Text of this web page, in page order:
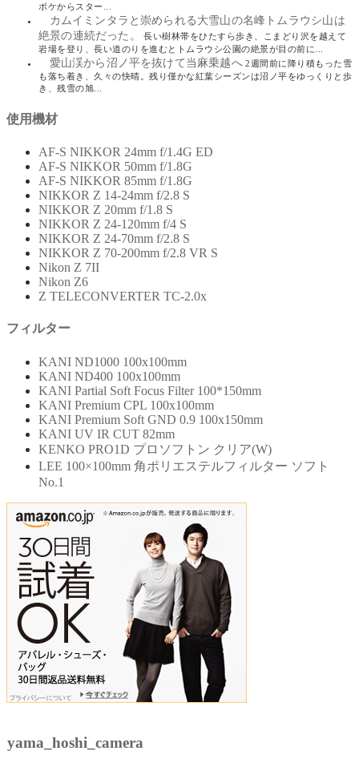
ボケからスター...
カムイミンタラと崇められる大雪山の名峰トムラウシ山は
絶景の連続だった。
長い樹林帯をひたすら歩き、こまどり沢を越えて
岩場を登り、長い道のりを進むとトムラウシ公園の絶景が目の前に...
愛山渓から沼ノ平を抜けて当麻乗越へ 2週間前に降り積もった雪
も落ち着き、久々の快晴。残り僅かな紅葉シーズンは沼ノ平をゆっくりと歩
き、残雪の旭...
使用機材
AF-S NIKKOR 24mm f/1.4G ED
AF-S NIKKOR 50mm f/1.8G
AF-S NIKKOR 85mm f/1.8G
NIKKOR Z 14-24mm f/2.8 S
NIKKOR Z 20mm f/1.8 S
NIKKOR Z 24-120mm f/4 S
NIKKOR Z 24-70mm f/2.8 S
NIKKOR Z 70-200mm f/2.8 VR S
Nikon Z 7II
Nikon Z6
Z TELECONVERTER TC-2.0x
フィルター
KANI ND1000 100x100mm
KANI ND400 100x100mm
KANI Partial Soft Focus Filter 100*150mm
KANI Premium CPL 100x100mm
KANI Premium Soft GND 0.9 100x150mm
KANI UV IR CUT 82mm
KENKO PRO1D プロソフトン クリア(W)
LEE 100×100mm 角ポリエステルフィルター ソフト
No.1
yama_hoshi_camera